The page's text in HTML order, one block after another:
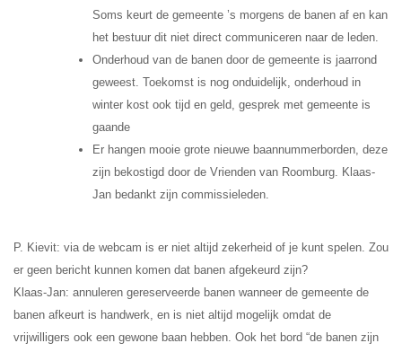
Soms keurt de gemeente ’s morgens de banen af en kan
het bestuur dit niet direct communiceren naar de leden.
Onderhoud van de banen door de gemeente is jaarrond
geweest. Toekomst is nog onduidelijk, onderhoud in
winter kost ook tijd en geld, gesprek met gemeente is
gaande
Er hangen mooie grote nieuwe baannummerborden, deze
zijn bekostigd door de Vrienden van Roomburg. Klaas-
Jan bedankt zijn commissieleden.
P. Kievit: via de webcam is er niet altijd zekerheid of je kunt spelen. Zou
er geen bericht kunnen komen dat banen afgekeurd zijn?
Klaas-Jan: annuleren gereserveerde banen wanneer de gemeente de
banen afkeurt is handwerk, en is niet altijd mogelijk omdat de
vrijwilligers ook een gewone baan hebben. Ook het bord “de banen zijn